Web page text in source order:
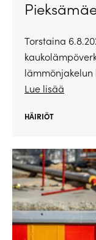
Torstaina
lämmönjakelun
Lue lisää
HÄIRIÖT